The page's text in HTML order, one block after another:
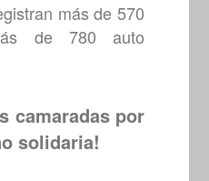
más de 570
de 780 auto
camaradas por
solidaria!